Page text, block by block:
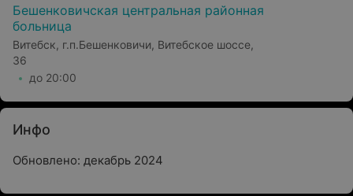
Бешенковичская центральная районная
больница
Витебск, г.п.Бешенковичи, Витебское шоссе,
36
до 20:00
Инфо
Обновлено: декабрь 2024